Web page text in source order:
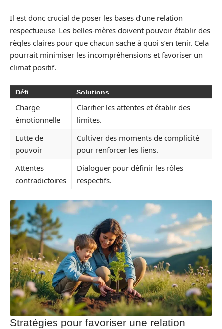
Il est donc crucial de poser les bases d’une relation
respectueuse. Les belles-mères doivent pouvoir établir des
règles claires pour que chacun sache à quoi s’en tenir. Cela
pourrait minimiser les incompréhensions et favoriser un
climat positif.
Défi Solutions
Charge
émotionnelle
Clarifier les attentes et établir des
limites.
Lutte de
pouvoir
Cultiver des moments de complicité
pour renforcer les liens.
Attentes
contradictoires
Dialoguer pour définir les rôles
respectifs.
Stratégies pour favoriser une relation